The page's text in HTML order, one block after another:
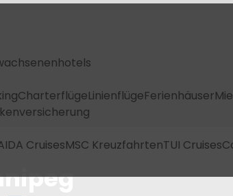
CharterflügeLinienflügeFerienhäuser
CruisesMSC KreuzfahrtenTUI Cruises